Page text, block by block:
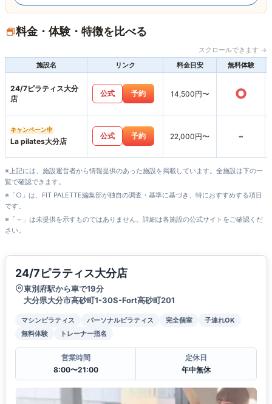
料金・体験・特徴を比べる
スクロールできます →
施設名
リンク 料金目安 無料体験
24/7ピラティス大分
店
公式 予約 14,500円〜 ○
キャンペーン中
La pilates大分店
公式 予約 22,000円〜 -
※上記には、施設運営者から情報提供のあった施設を掲載しています。全施設は下の一
覧で確認できます。
※「○」は、FIT PALETTE編集部が独自の調査・基準に基づき、特におすすめする項目
です。
※「－」は未提供を示すものではありません。詳細は各施設の公式サイトをご確認くだ
さい。
24/7ピラティス大分店
東別府駅から車で19分
大分県大分市高砂町1-30S-Fort高砂町201
マシンピラティス パーソナルピラティス 完全個室
子連れOK
無料体験
トレーナー指名
営業時間
8:00〜21:00
定休日
年中無休